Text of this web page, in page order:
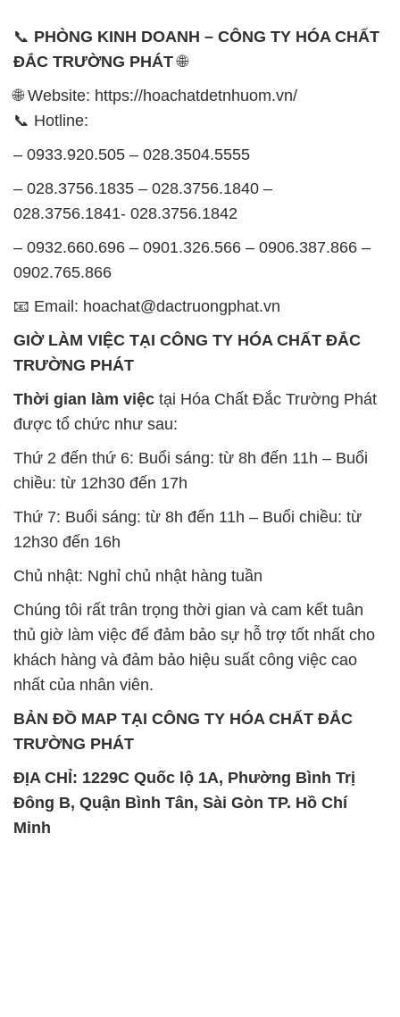
📞 PHÒNG KINH DOANH – CÔNG TY HÓA CHẤT
ĐẮC TRƯỜNG PHÁT🌐
🌐 Website: https://hoachatdetnhuom.vn/
📞 Hotline:
– 0933.920.505 – 028.3504.5555
– 028.3756.1835 – 028.3756.1840 –
028.3756.1841- 028.3756.1842
– 0932.660.696 – 0901.326.566 – 0906.387.866 –
0902.765.866
📧 Email: hoachat@dactruongphat.vn
GIỜ LÀM VIỆC TẠI CÔNG TY HÓA CHẤT ĐẮC
TRƯỜNG PHÁT
Thời gian làm việc tại Hóa Chất Đắc Trường Phát
được tổ chức như sau:
Thứ 2 đến thứ 6: Buổi sáng: từ 8h đến 11h – Buổi
chiều: từ 12h30 đến 17h
Thứ 7: Buổi sáng: từ 8h đến 11h – Buổi chiều: từ
12h30 đến 16h
Chủ nhật: Nghỉ chủ nhật hàng tuần
Chúng tôi rất trân trọng thời gian và cam kết tuân
thủ giờ làm việc để đảm bảo sự hỗ trợ tốt nhất cho
khách hàng và đảm bảo hiệu suất công việc cao
nhất của nhân viên.
BẢN ĐỒ MAP TẠI CÔNG TY HÓA CHẤT ĐẮC
TRƯỜNG PHÁT
ĐỊA CHỈ: 1229C Quốc lộ 1A, Phường Bình Trị
Đông B, Quận Bình Tân, Sài Gòn TP. Hồ Chí
Minh